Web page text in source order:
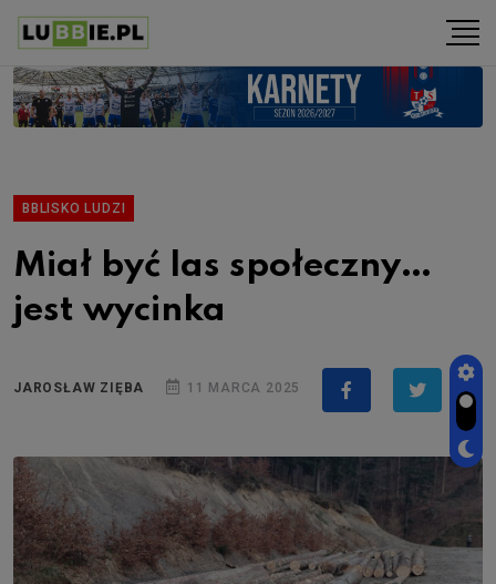
BBLISKO LUDZI
Miał być las społeczny…
jest wycinka
JAROSŁAW ZIĘBA 11 MARCA 2025